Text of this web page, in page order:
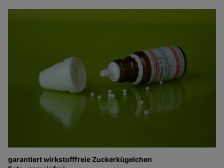
garantiert wirkstofffreie Zuckerkügelchen